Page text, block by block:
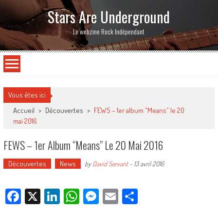
Stars Are Underground
Le webzine Rock Indépendant
Vous êtes ici
Accueil > Découvertes > FEWS – 1er album “Means” le 20
mai 2016
FEWS – 1er Album “Means” Le 20 Mai 2016
Découvertes News byDavid Servant- 13 avril 2016
Facebook
X LinkedIn
WhatsApp
Messenger
EmailPartager